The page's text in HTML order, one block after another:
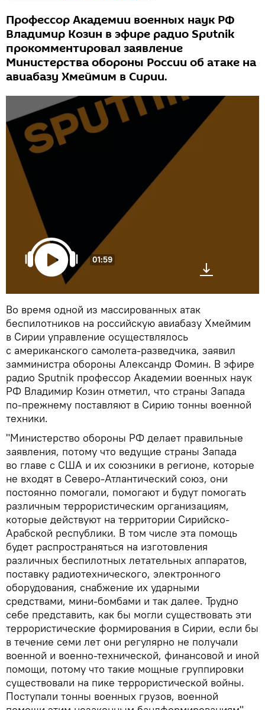
Профессор Академии военных наук РФ
Владимир Козин в эфире радио Sputnik
прокомментировал заявление
Министерства обороны России об атаке на
авиабазу Хмеймим в Сирии.
01:59
Во время одной из массированных атак
беспилотников на российскую авиабазу Хмеймим
в Сирии управление осуществлялось
с американского самолета-разведчика, заявил
замминистра обороны Александр Фомин. В эфире
радио Sputnik профессор Академии военных наук
РФ Владимир Козин отметил, что страны Запада
по-прежнему поставляют в Сирию тонны военной
техники.
"Министерство обороны РФ делает правильные
заявления, потому что ведущие страны Запада
во главе с США и их союзники в регионе, которые
не входят в Северо-Атлантический союз, они
постоянно помогали, помогают и будут помогать
различным террористическим организациям,
которые действуют на территории Сирийско-
Арабской республики. В том числе эта помощь
будет распространяться на изготовления
различных беспилотных летательных аппаратов,
поставку радиотехнического, электронного
оборудования, снабжение их ударными
средствами, мини-бомбами и так далее. Трудно
себе представить, как бы могли существовать эти
террористические формирования в Сирии, если бы
в течение семи лет они регулярно не получали
военной и военно-технической, финансовой и иной
помощи, потому что такие мощные группировки
существовали на пике террористической войны.
Поступали тонны военных грузов, военной